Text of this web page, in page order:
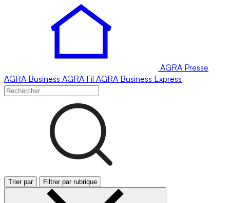
AGRA Presse
AGRA Business AGRA Fil AGRA Business Express
Trier par Filtrer par rubrique